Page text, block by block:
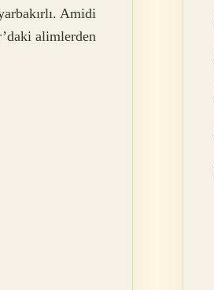
Amidi
alimlerden